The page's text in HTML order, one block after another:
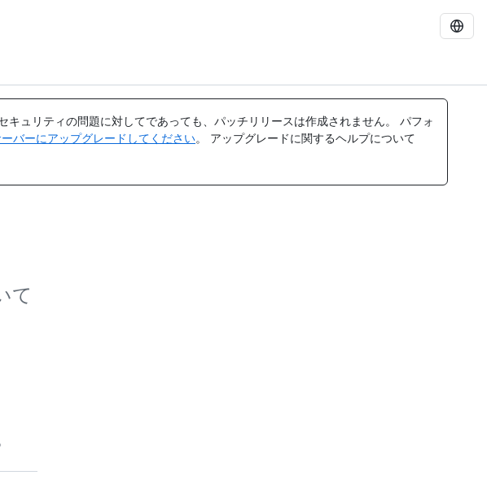
キュリティの問題に対してであっても、パッチリリースは作成されません。 パフォ
バーにアップグレードしてください。 アップグレードに関するヘルプについて
て